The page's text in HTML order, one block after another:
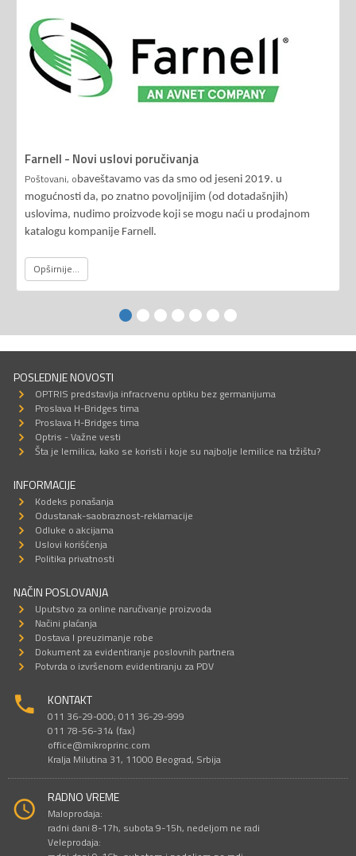
Farnell - Novi uslovi poručivanja
Poštovani, o baveštavamo vas da smo od jeseni 2019. u
mogućnosti da, po znatno povoljnijim (od dotadašnjih)
uslovima, nudimo proizvode koji se mogu naći u prodajnom
katalogu kompanije Farnell.
Opširnije...
POSLEDNJE NOVOSTI
OPTRIS predstavlja infracrvenu optiku bez germanijuma
Proslava H-Bridges tima
Proslava H-Bridges tima
Optris - Važne vesti
Šta je lemilica, kako se koristi i koje su najbolje lemilice na tržištu?
INFORMACIJE
Kodeks ponašanja
Odustanak-saobraznost-reklamacije
Odluke o akcijama
Uslovi korišćenja
Politika privatnosti
NAČIN POSLOVANJA
Uputstvo za online naručivanje proizvoda
Načini plaćanja
Dostava I preuzimanje robe
Dokument za evidentiranje poslovnih partnera
Potvrda o izvršenom evidentiranju za PDV
KONTAKT
011 36-29-000; 011 36-29-999
011 78-56-314 (fax)
office@mikroprinc.com
Kralja Milutina 31, 11000 Beograd, Srbija
RADNO VREME
Maloprodaja:
radni dani 8-17h, subota 9-15h, nedeljom ne radi
Veleprodaja: